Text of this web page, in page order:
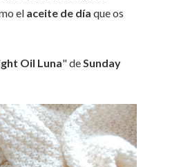
el aceite de día que os
Oil Luna" deSunday